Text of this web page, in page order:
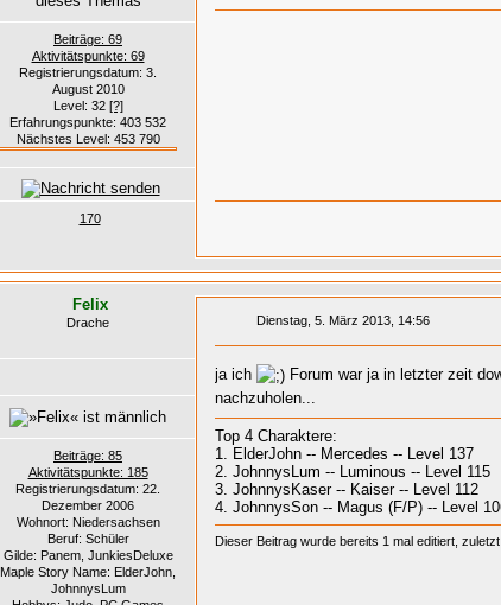
Beiträge: 69
Aktivitätspunkte: 69
Registrierungsdatum: 3.
August 2010
Level: 32 [?]
Erfahrungspunkte: 403 532
Nächstes Level: 453 790
170
Felix
Drache
Beiträge: 85
Aktivitätspunkte: 185
Registrierungsdatum: 22.
Dezember 2006
Wohnort: Niedersachsen
Beruf: Schüler
Gilde: Panem, JunkiesDeluxe
Maple Story Name: ElderJohn,
JohnnysLum
Dienstag, 5. März 2013, 14:56
ja ich Forum war ja in letzter zeit
nachzuholen...
Top 4 Charaktere:
1. ElderJohn -- Mercedes -- Level 137
2. JohnnysLum -- Luminous -- Level 115
3. JohnnysKaser -- Kaiser -- Level 112
4. JohnnysSon -- Magus (F/P) -- Level
Dieser Beitrag wurde bereits 1 mal editiert,